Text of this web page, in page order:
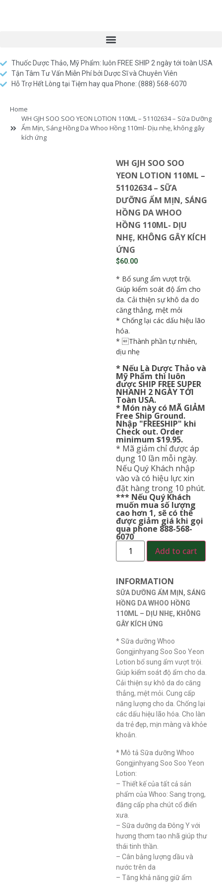
Thuốc Dược Thảo, Mỹ Phẩm: luôn FREE SHIP 2 ngày tới toàn USA
Tận Tâm Tư Vấn Miễn Phí bởi Dược Sĩ và Chuyên Viên
Hỗ Trợ Hết Lòng tại Tiệm hay qua Phone: (888) 568-6070
Home
WH GJH SOO SOO YEON LOTION 110ML – 51102634 – Sữa Dưỡng
Ẩm Mịn, Sáng Hồng Da Whoo Hồng 110ml- Dịu nhẹ, không gây
kích ứng
WH GJH SOO SOO
YEON LOTION 110ML –
51102634 – SỮA
DƯỠNG ẨM MỊN, SÁNG
HỒNG DA WHOO
HỒNG 110ML- DỊU
NHẸ, KHÔNG GÂY KÍCH
ỨNG
$60.00
* Bổ sung ẩm vượt trội.
Giúp kiểm soát độ ẩm cho
da. Cải thiện sự khô da do
căng thẳng, mệt mỏi
* Chống lại các dấu hiệu lão
hóa.
* Thành phần tự nhiên,
dịu nhẹ
* Nếu Là Dược Thảo và
Mỹ Phẩm thì luôn
được SHIP FREE SUPER
NHANH 2 NGÀY TỚI
Toàn USA.
* Món này có MÃ GIẢM
Free Ship Ground.
Nhập "FREESHIP" khi
Check out. Order
minimum $19.95.
* Mã giảm chỉ được áp
dụng 10 lần mỗi ngày.
Nếu Quý Khách nhập
vào và có hiệu lực xin
đặt hàng trong 10 phút.
*** Nếu Quý Khách
muốn mua số lượng
cao hơn 1, sẽ có thể
được giảm giá khi gọi
qua phone 888-568-
6070
Add to cart
INFORMATION
SỮA DƯỠNG ẨM MỊN, SÁNG
HỒNG DA WHOO HỒNG
110ML – DỊU NHẸ, KHÔNG
GÂY KÍCH ỨNG
* Sữa dưỡng Whoo
Gongjinhyang Soo Soo Yeon
Lotion bổ sung ẩm vượt trội.
Giúp kiểm soát độ ẩm cho da.
Cải thiện sự khô da do căng
thẳng, mệt mỏi. Cung cấp
năng lượng cho da. Chống lại
các dấu hiệu lão hóa. Cho làn
da trẻ đẹp, mịn màng và khỏe
khoắn.
* Mô tả Sữa dưỡng Whoo
Gongjinhyang Soo Soo Yeon
Lotion:
– Thiết kế của tất cả sản
phẩm của Whoo: Sang trọng,
đăng cấp pha chút cổ điển
xưa.
– Sữa dưỡng da Đông Y với
hương thơm tao nhã giúp thư
thái tinh thần.
– Cân bằng lượng dầu và
nước trên da
– Tăng khả năng giữ ẩm